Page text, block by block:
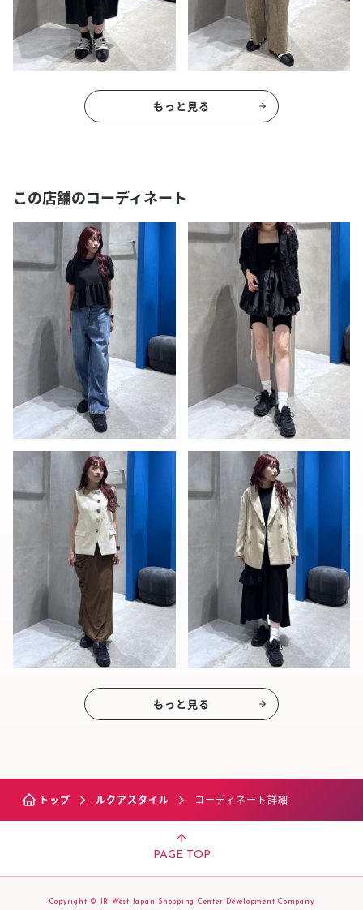
もっと見る
この店舗のコーディネート
もっと見る
トップ ルクアスタイル コーディネート詳細
PAGE TOP
Copyright © JR West Japan Shopping Center Development Company